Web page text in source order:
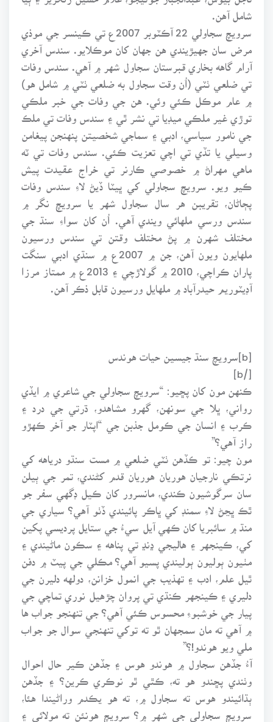
شامل آهن.
سرويچ سجاولي 22 آڪٽوبر 2007ع تي ڪينسر جي موذي
مرض سان جهيڙيندي هن جهان کان موڪلايو. سندس آخري
آرام گاهه بخاري قبرستان سجاول شهر ۾ آهي. سندس وفات
تي ضلعي ٺٽي (اُن وقت سجاول به ضلعي ٺٽي ۾ شامل هو)
۾ عام موڪل ڪئي وئي. هن جي وفات جي خبر ملڪي
توڙي غير ملڪي ميڊيا تي نشر ٿي ۽ سندس وفات تي ملڪ
جي نامور سياسي، ادبي ۽ سماجي شخصيتن پنهنجن پيغامن
وسيلي يا تڏي تي اچي تعزيت ڪئي. سندس وفات تي ٽه
ماهي مهراڻ ۾ خصوصي ڪارنر تي خراج عقيدت پيش
ڪيو ويو. سرويچ سجاولي کي ڀيٽا ڏيڻ لاءِ سندس وفات
پڄاڻان، تقريبن هر سال سجاول شهر يا سرويچ نگر ۾
سندس ورسي ملهائي ويندي آهي. اُن کان سواءِ سنڌ جي
مختلف شهرن ۾ پڻ مختلف وقتن تي سندس ورسيون
ملهايون ويون آهن، جن ۾ 2007ع ۾ سنڌي ادبي سنگت
پاران ڪراچي، 2010 ۾ گولاڙچي ۽ 2013ع ۾ ممتاز مرزا
آڊيٽوريم حيدرآباد ۾ ملهايل ورسيون قابل ذڪر آهن.
[b]سرويچ سنڌ جيسين حيات هوندس
[/b]
ڪنهن مون کان پڇيو: “سرويچ سجاولي جي شاعري ۾ ايڏي
رواني، ڀلا جي سونهن، گهرو مشاهدو، ڌرتي جي درد ۽
ڪرب ۽ انسان جي ڪومل جذبن جي “اپٽار جو آخر ڪهڙو
راز آهي؟”
مون چيو: تو ڪڏهن ٺٽي ضلعي ۾ مست سنڌو درياهه کي
نرتڪي نارجيان هوريان هوريان قدم کڻندي، تمر جي ٻيلن
سان سرگوشيون ڪندي، مانسرور کان ڪيل ڊگهي سفر جو
ٿڪ ڀڃڻ لاءِ سمنڊ کي ڀاڪر پائيندي ڏٺو آهي؟ سياري جي
منڌ ۾ سائبريا کان ڪهي آيل سيءُ جي ستايل پرديسي پکين
کي، ڪينجهر ۽ هاليجي ڍنڍ تي پناهه ۽ سڪون ماڻيندي ۽
مٺيون ٻوليون ٻوليندي پسيو آهي؟ مڪلي جي پيٽ ۾ دفن
ٿيل علم، ادب ۽ تهذيب جي انمول خزانن، دولهه دليرن جي
دليري ۽ ڪينجهر ڪنڌي تي پروان چڙهيل نوري تماچي جي
پيار جي خوشبوءِ محسوس ڪئي آهي؟ جي تنهنجو جواب ها
۾ آهي ته مان سمجهان ٿو ته توکي تنهنجي سوال جو جواب
ملي ويو هوندو!؟”
آءُ جڏهن سجاول ۾ هوندو هوس ۽ جڏهن ڪير حال احوال
وٺندي پڇندو هو ته، ڪٿي ٿو نوڪري ڪرين؟ ۽ جڏهن
ٻڌائيندو هوس ته سجاول ۾، ته هو يڪدم وراڻيندا هئا،
سرويچ سجاولي جي شهر ۾؟ سرويچ هونئن ته مولائي ۽